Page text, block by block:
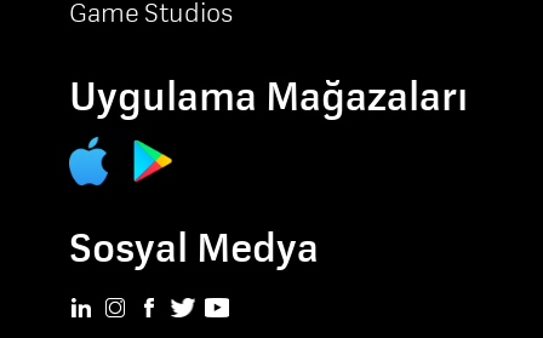
Game Studios
Sosyal Medya
Uygulama Mağazaları